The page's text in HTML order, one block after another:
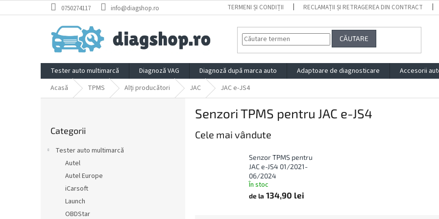
la
0750274117 info@diagshop.ro TERMENI ȘI CONDIȚII RECLAMAȚII ȘI RETRAGEREA DIN CONTRACT
CĂUTARE
Tester auto multimarcă Diagnoză VAG Diagnoză după marca auto Adaptoare de diagnosticare Accesorii
Acasă
TPMS Alți producători JAC JAC e-JS4
peste
Categorii
Tester auto multimarcă
Autel
Autel Europe
iCarsoft
Launch
OBDStar
Senzori TPMS pentru JAC e-JS4
Cele mai vândute
Senzor TPMS pentru
JAC e-JS4 01/2021-
06/2024
În stoc
de la 134,90 lei